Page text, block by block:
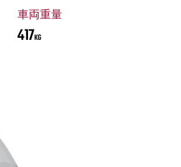
車両重量
417KG